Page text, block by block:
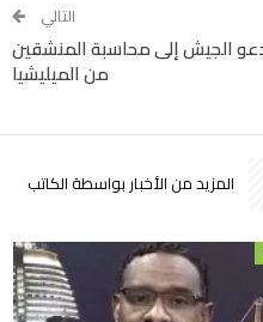
التالي
الجيش إلى محاسبة المنشقين
من الميليشيا
المزيد من الأخبار بواسطة الكاتب